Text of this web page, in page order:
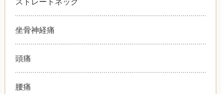
坐骨神経痛
頭痛
腰痛